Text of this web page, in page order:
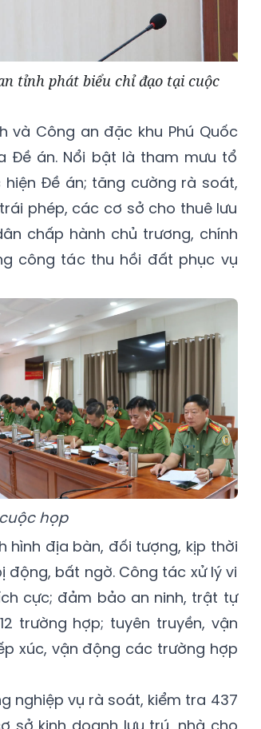
tỉnh phát biểu chỉ đạo tại cuộc
và Công an đặc khu Phú Quốc
Đề án. Nổi bật là tham mưu tổ
Đề án; tăng cường rà soát,
phép, các cơ sở cho thuê lưu
chấp hành chủ trương, chính
công tác thu hồi đất phục vụ
họp
hình địa bàn, đối tượng, kịp thời
động, bất ngờ. Công tác xử lý vi
cực; đảm bảo an ninh, trật tự
trường hợp; tuyên truyền, vận
xúc, vận động các trường hợp
nghiệp vụ rà soát, kiểm tra 437